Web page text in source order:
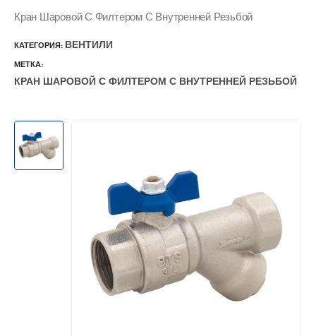
Кран Шаровой С Филтером С Внутренней Резьбой
КАТЕГОРИЯ: ВЕНТИЛИ
МЕТКА:
КРАН ШАРОВОЙ С ФИЛТЕРОМ С ВНУТРЕННЕЙ РЕЗЬБОЙ